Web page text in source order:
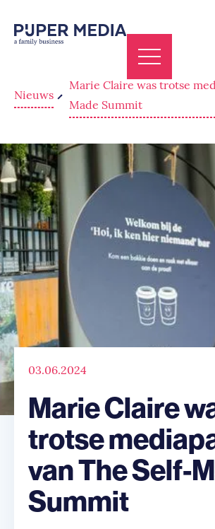
Nieuws
Marie Claire was trotse
Made Summit
03.06.2024
Marie Claire
trotse
van The Self-
Summit